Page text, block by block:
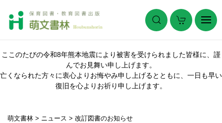
ここのたびの令和8年熊本地震により被害を受けられました皆様に、謹
んでお見舞い申し上げます。
亡くなられた方々に衷心よりお悔やみ申し上げるとともに、一日も早い
復旧を心よりお祈り申し上げます。
萌文書林 > ニュース > 改訂図書のお知らせ